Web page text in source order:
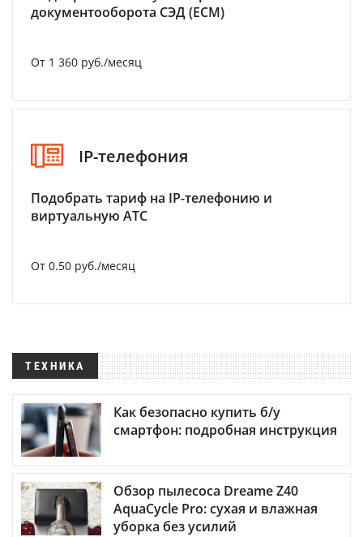
документооборота СЭД (ECM)
От 1 360 руб./месяц
IP-телефония
Подобрать тариф на IP-телефонию и
виртуальную АТС
От 0.50 руб./месяц
ТЕХНИКА
Как безопасно купить б/у
смартфон: подробная инструкция
Обзор пылесоса Dreame Z40
AquaCycle Pro: сухая и влажная
уборка без усилий